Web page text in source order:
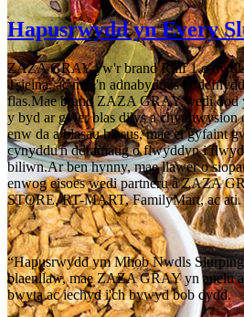
Hapusrwydd yn Every
ZAZA GRAY yw'r brand Rhif 1 o
Tsieina, ac mae'n adnabyddus i
flas.Mae brand ZAZA GRAY wedi dod
y byd ar gyfer blas dilys a chynhwysion
enw da a blasau blasus, mae ei gyfaint
cynyddu'n ddramatig o flwyddyn i
biliwn.Ar ben hynny, mae llawer o
enwog eisoes wedi partneru â ZAZA
STORE, RT-MART, FamilyMart, ac ati.
“Hapusrwydd ym Mhob Nwdls
blaenllaw, mae ZAZA GRAY yn anelu
bwyta ac iechyd i'ch bywyd bob dydd.